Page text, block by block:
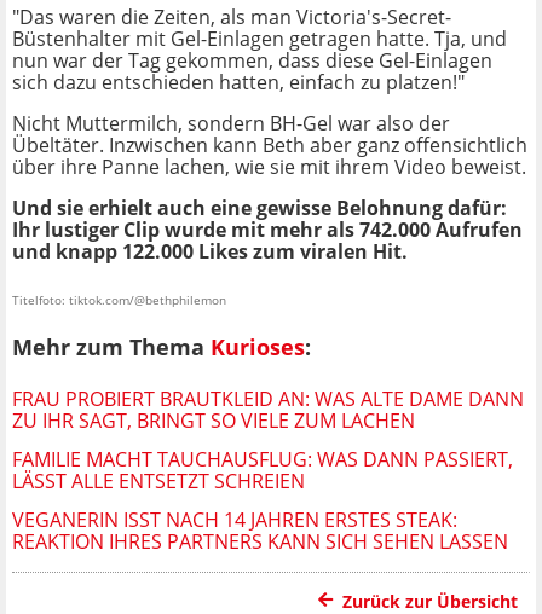
"Das waren die Zeiten, als man Victoria's-Secret-
Büstenhalter mit Gel-Einlagen getragen hatte. Tja, und
nun war der Tag gekommen, dass diese Gel-Einlagen
sich dazu entschieden hatten, einfach zu platzen!"
Nicht Muttermilch, sondern BH-Gel war also der
Übeltäter. Inzwischen kann Beth aber ganz offensichtlich
über ihre Panne lachen, wie sie mit ihrem Video beweist.
Und sie erhielt auch eine gewisse Belohnung dafür:
Ihr lustiger Clip wurde mit mehr als 742.000 Aufrufen
und knapp 122.000 Likes zum viralen Hit.
Titelfoto: tiktok.com/@bethphilemon
Mehr zum Thema Kurioses:
FRAU PROBIERT BRAUTKLEID AN: WAS ALTE DAME DANN
ZU IHR SAGT, BRINGT SO VIELE ZUM LACHEN
FAMILIE MACHT TAUCHAUSFLUG: WAS DANN PASSIERT,
LÄSST ALLE ENTSETZT SCHREIEN
VEGANERIN ISST NACH 14 JAHREN ERSTES STEAK:
REAKTION IHRES PARTNERS KANN SICH SEHEN LASSEN
Zurück zur Übersicht